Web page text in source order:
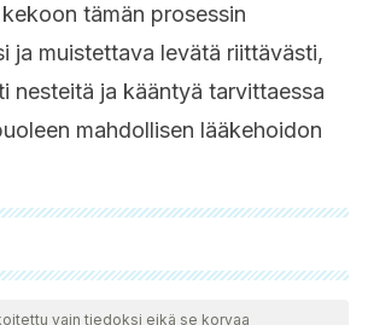
tämän prosessin
ja muistettava levätä riittävästi,
nesteitä ja kääntyä tarvittaessa
mahdollisen lääkehoidon
tarkistettiin perusteellisesti tiimimme
niiden laadun, luotettavuuden,
vain tiedoksi eikä se korvaa